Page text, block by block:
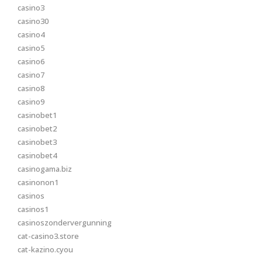
casino3
casino30
casino4
casino5
casino6
casino7
casino8
casino9
casinobet1
casinobet2
casinobet3
casinobet4
casinogama.biz
casinonon1
casinos
casinos1
casinoszondervergunning
cat-casino3.store
cat-kazino.cyou